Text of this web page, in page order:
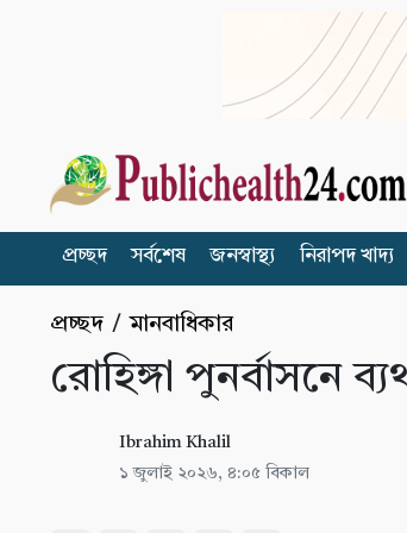
প্রচ্ছদ সর্বশেষ জনস্বাস্থ্য নিরাপদ খাদ্য
প্রচ্ছদ /মানবাধিকার
রোহিঙ্গা পুনর্বাসনে
Ibrahim Khalil
১ জুলাই ২০২৬, ৪:০৫ বিকাল